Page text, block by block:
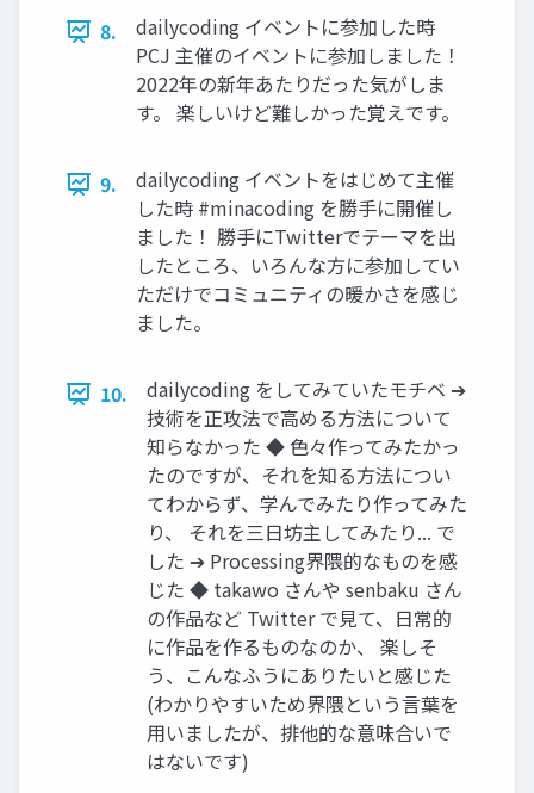
8.
dailycoding イベントに参加した時
PCJ 主催のイベントに参加しました！
2022年の新年あたりだった気がしま
す。 楽しいけど難しかった覚えです。
9.
dailycoding イベントをはじめて主催
した時 #minacoding を勝手に開催し
ました！ 勝手にTwitterでテーマを出
したところ、いろんな方に参加してい
ただけでコミュニティの暖かさを感じ
ました。
10.
dailycoding をしてみていたモチベ ➔
技術を正攻法で高める方法について
知らなかった ◆ 色々作ってみたかっ
たのですが、それを知る方法につい
てわからず、学んでみたり作ってみた
り、 それを三日坊主してみたり... で
した ➔ Processing界隈的なものを感
じた ◆ takawo さんや senbaku さん
の作品など Twitter で見て、日常的
に作品を作るものなのか、 楽しそ
う、こんなふうにありたいと感じた
(わかりやすいため界隈という言葉を
用いましたが、排他的な意味合いで
はないです)